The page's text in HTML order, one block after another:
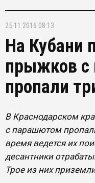
25.11.2016 08:13
На Кубани
прыжков
пропали
В Краснодарском
с парашютом
время ведется их
десантники
Трое из них